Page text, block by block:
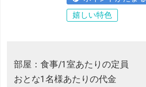
嬉しい特色
部屋：食事/1室あたりの定員
おとな1名様あたりの代金